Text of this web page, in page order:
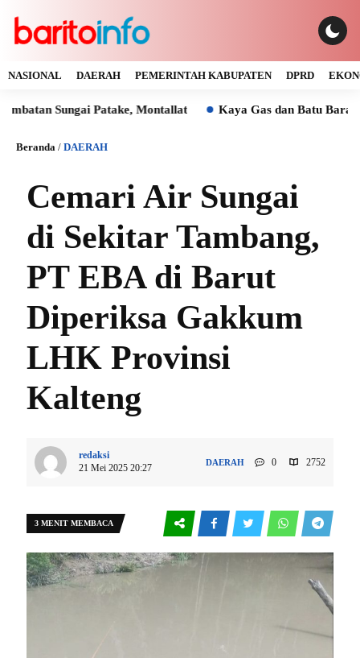
NASIONAL DAERAH PEMERINTAH KABUPATEN DPRD
Patake, Montallat Kaya Gas dan Batu Bara Malah Ikut
Beranda / DAERAH
Cemari Air Sungai
di Sekitar Tambang,
PT EBA di Barut
Diperiksa Gakkum
LHK Provinsi
Kalteng
redaksi
21 Mei 2025 20:27
DAERAH 0 2752
3 MENIT MEMBACA